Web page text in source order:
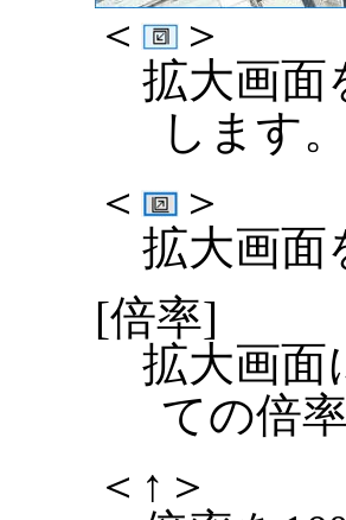
＜
＞
拡大画面
します。
＜
＞
拡大画面
[倍率]
拡大画面
ての倍
＜↑＞